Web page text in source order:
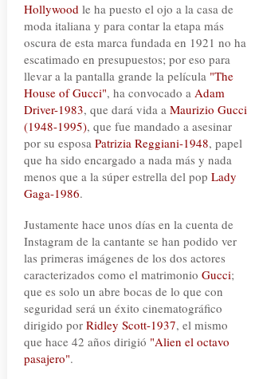
Hollywoodle ha puesto el ojo a la casa de
moda italiana y para contar la etapa más
oscura de esta marca fundada en 1921 no ha
escatimado en presupuestos; por eso para
llevar a la pantalla grande la película "The
House of Gucci", ha convocado a Adam
Driver-1983, que dará vida a Maurizio Gucci
(1948-1995), que fue mandado a asesinar
por su esposa Patrizia Reggiani-1948, papel
que ha sido encargado a nada más y nada
menos que a la súper estrella del pop Lady
Gaga-1986.
Justamente hace unos días en la cuenta de
Instagram de la cantante se han podido ver
las primeras imágenes de los dos actores
caracterizados como el matrimonio Gucci;
que es solo un abre bocas de lo que con
seguridad será un éxito cinematográfico
dirigido por Ridley Scott-1937, el mismo
que hace 42 años dirigió "Alien el octavo
pasajero".